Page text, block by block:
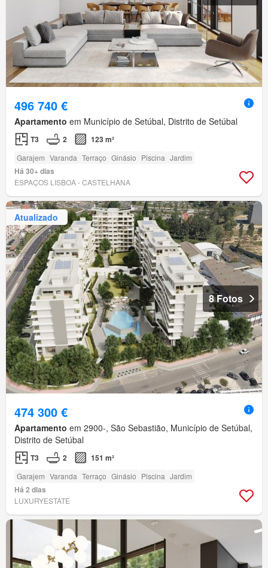
496 740 €
Apartamento em Município de Setúbal, Distrito de Setúbal
T3 2 123 m²
Garajem Varanda Terraço Ginásio Piscina Jardim
Há 30+ dias
ESPAÇOS LISBOA - CASTELHANA
Atualizado
8 Fotos
474 300 €
Apartamento em 2900-, São Sebastião, Município de Setúbal,
Distrito de Setúbal
T3 2 151 m²
Garajem Varanda Terraço Ginásio Piscina Jardim
Há 2 dias
LUXURYESTATE